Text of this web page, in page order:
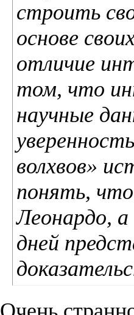
строить
основе
отличие
том, что
научные
волхвов»
понять,
Леонардо, а
дней